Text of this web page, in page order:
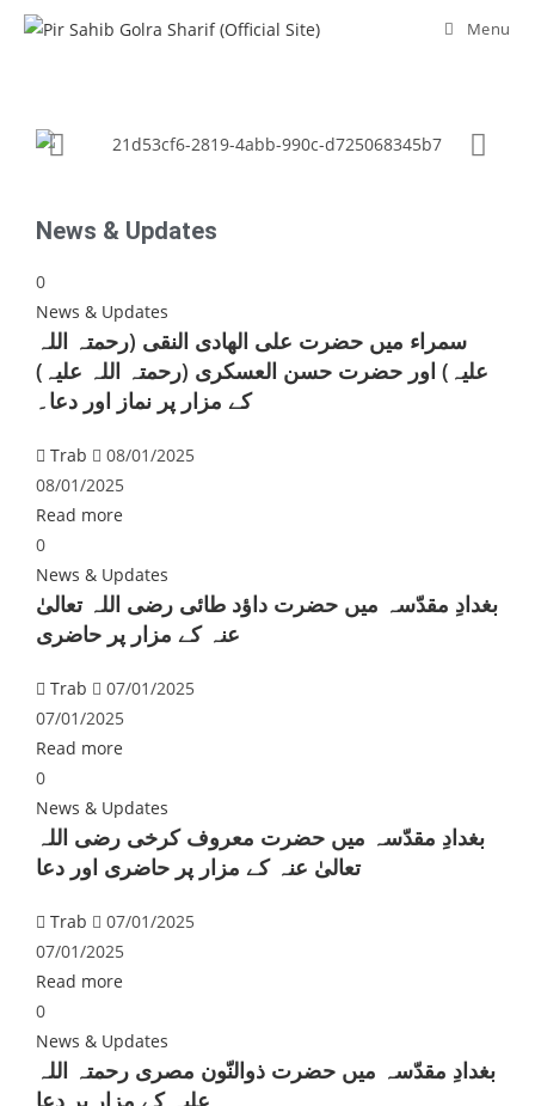
Menu
News & Updates
0
News & Updates
سمراء میں حضرت علی الھادی النقی (رحمتہ اللہ
علیہ) اور حضرت حسن العسکری (رحمتہ اللہ علیہ)
کے مزار پر نماز اور دعا۔
Trab
08/01/2025
08/01/2025
Read more
0
News & Updates
بغدادِ مقدّسہ میں حضرت داؤد طائی رضی اللہ تعالیٰ
عنہ کے مزار پر حاضری
Trab
07/01/2025
07/01/2025
Read more
0
News & Updates
بغدادِ مقدّسہ میں حضرت معروف کرخی رضی اللہ
تعالیٰ عنہ کے مزار پر حاضری اور دعا
Trab
07/01/2025
07/01/2025
Read more
0
News & Updates
بغدادِ مقدّسہ میں حضرت ذوالنّون مصری رحمتہ اللہ
علیہ کے مزار پر دعا